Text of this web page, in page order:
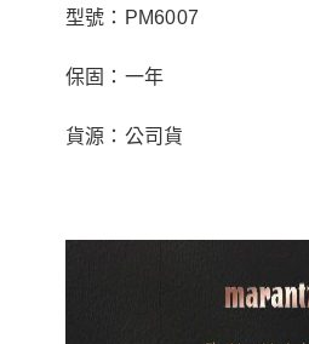
型號：PM6007
保固：一年
貨源：公司貨